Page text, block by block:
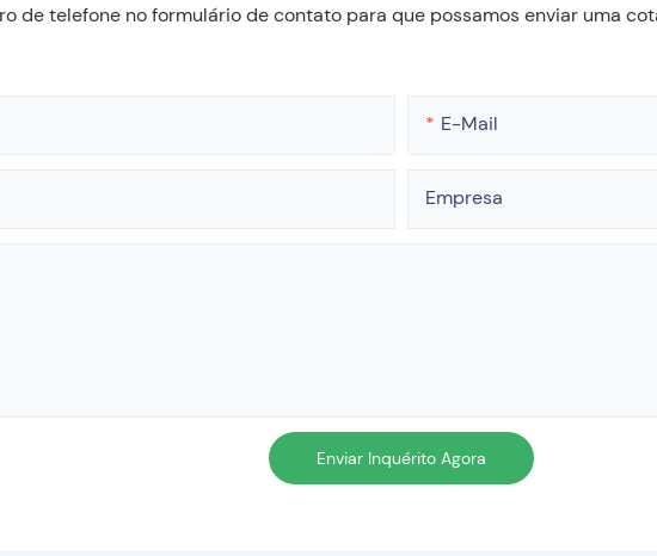
de telefone no formulário de contato para que possamos enviar uma
E-Mail
Empresa
Enviar Inquérito Agora